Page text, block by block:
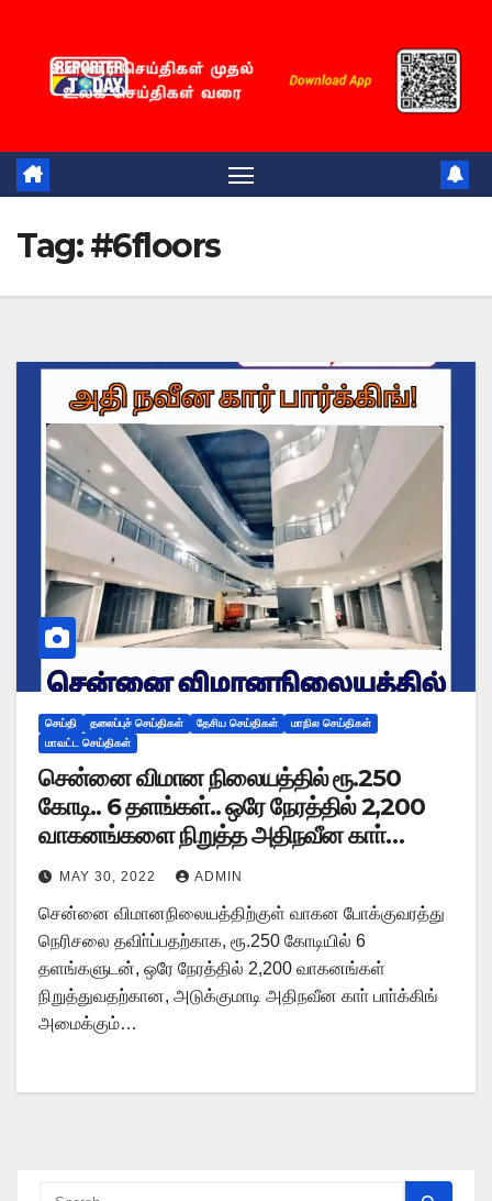
content
Tag:#6floors
செய்தி தலைப்புச் செய்திகள் தேசிய செய்திகள்
மாநில செய்திகள்
மாவட்ட செய்திகள்
சென்னை விமான நிலையத்தில் ரூ.250
கோடி.. 6 தளங்கள்.. ஒரே நேரத்தில் 2,200
வாகனங்களை நிறுத்த அதிநவீன காா்
பாா்க்கிங்!
MAY 30, 2022 ADMIN
சென்னை விமானநிலையத்திற்குள் வாகன போக்குவரத்து
நெரிசலை தவிா்ப்பதற்காக, ரூ.250 கோடியில் 6
தளங்களுடன், ஒரே நேரத்தில் 2,200 வாகனங்கள்
நிறுத்துவதற்கான, அடுக்குமாடி அதிநவீன காா் பாா்க்கிங்
அமைக்கும்…